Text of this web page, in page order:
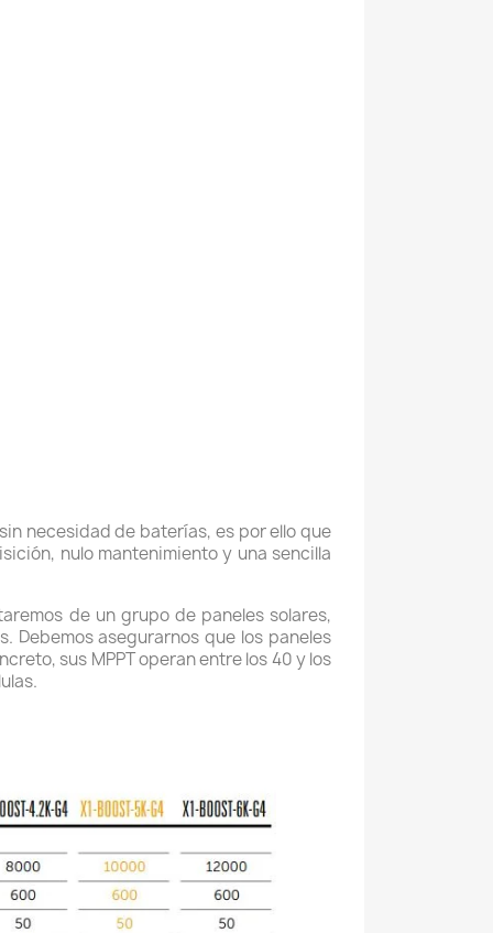
necesidad de baterías, es por ello que
nulo mantenimiento y una sencilla
de un grupo de paneles solares,
Debemos asegurarnos que los paneles
sus MPPT operan entre los 40 y los